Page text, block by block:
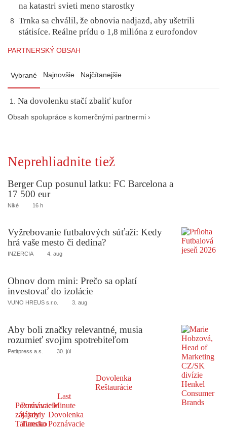
na katastri svieti meno starostky
8
Trnka sa chválil, že obnovia nadjazd, aby ušetrili
státisíce. Reálne prídu o 1,8 milióna z eurofondov
PARTNERSKÝ OBSAH
Vybrané Najnovšie Najčítanejšie
Na dovolenku stačí zbaliť kufor
Obsah spolupráce s komerčnými partnermi ›
Neprehliadnite tiež
Berger Cup posunul latku: FC Barcelona a
17 500 eur
Niké 16 h
Vyžrebovanie futbalových súťaží: Kedy
hrá vaše mesto či dedina?
INZERCIA 4. aug
Obnov dom mini: Prečo sa oplatí
investovať do izolácie
VUNO HREUS s.r.o. 3. aug
Aby boli značky relevantné, musia
rozumieť svojim spotrebiteľom
Petitpress a.s. 30. júl
Dovolenka
Reštaurácie
Poznávacie
zájazdy
Taliansko
Poznávacie
zájazdy
Turecko
Last
Minute
Dovolenka
Poznávacie